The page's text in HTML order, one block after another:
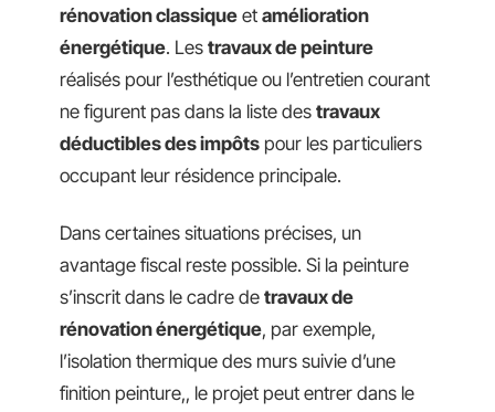
rénovation classique et amélioration
énergétique. Les travaux de peinture
réalisés pour l’esthétique ou l’entretien courant
ne figurent pas dans la liste des travaux
déductibles des impôts pour les particuliers
occupant leur résidence principale.
Dans certaines situations précises, un
avantage fiscal reste possible. Si la peinture
s’inscrit dans le cadre de travaux de
rénovation énergétique, par exemple,
l’isolation thermique des murs suivie d’une
finition peinture,, le projet peut entrer dans le